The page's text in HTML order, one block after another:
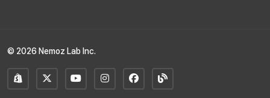
© 2026 Nemoz Lab Inc.